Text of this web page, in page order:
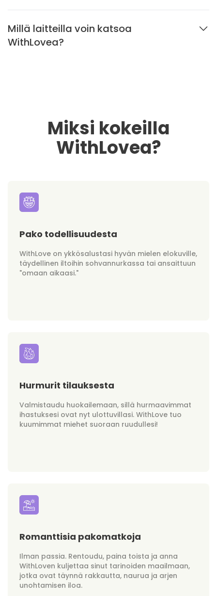
Millä laitteilla voin katsoa
WithLovea?
Miksi kokeilla
WithLovea?
Pako todellisuudesta
WithLove on ykkösalustasi hyvän mielen elokuville,
täydellinen iltoihin sohvannurkassa tai ansaittuun
"omaan aikaasi."
Hurmurit tilauksesta
Valmistaudu huokailemaan, sillä hurmaavimmat
ihastuksesi ovat nyt ulottuvillasi. WithLove tuo
kuumimmat miehet suoraan ruudullesi!
Romanttisia pakomatkoja
Ilman passia. Rentoudu, paina toista ja anna
WithLoven kuljettaa sinut tarinoiden maailmaan,
jotka ovat täynnä rakkautta, naurua ja arjen
unohtamisen iloa.